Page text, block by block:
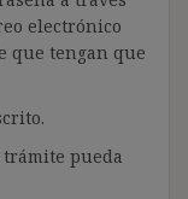
electrónico
que tengan que
pueda